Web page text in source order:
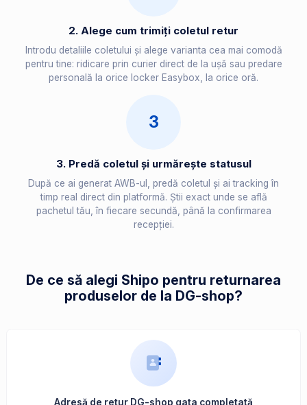
2. Alege cum trimiți coletul retur
Introdu detaliile coletului și alege varianta cea mai comodă
pentru tine: ridicare prin curier direct de la ușă sau predare
personală la orice locker Easybox, la orice oră.
3
3. Predă coletul și urmărește statusul
După ce ai generat AWB-ul, predă coletul și ai tracking în
timp real direct din platformă. Știi exact unde se află
pachetul tău, în fiecare secundă, până la confirmarea
recepției.
De ce să alegi Shipo pentru returnarea
produselor de la DG-shop?
Adresă de retur DG-shop gata completată